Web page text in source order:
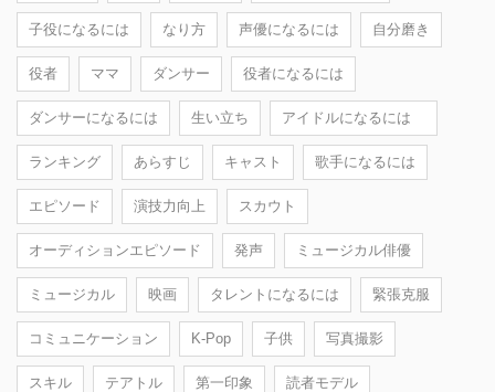
子役になるには なり方 声優になるには 自分磨き
役者 ママ ダンサー 役者になるには
ダンサーになるには 生い立ち アイドルになるには
ランキング あらすじ キャスト 歌手になるには
エピソード 演技力向上 スカウト
オーディションエピソード 発声 ミュージカル俳優
ミュージカル 映画 タレントになるには 緊張克服
コミュニケーション K-Pop 子供 写真撮影
スキル テアトル 第一印象 読者モデル